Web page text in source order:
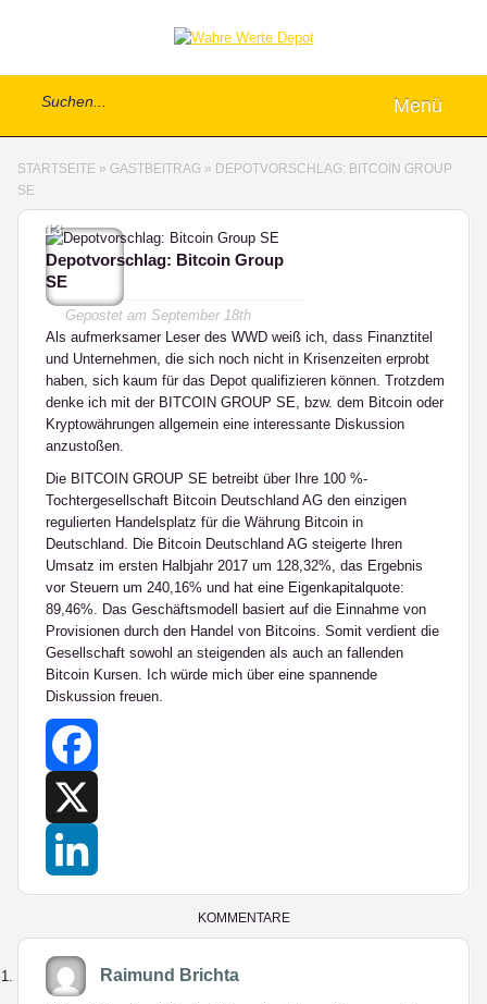
Menü
STARTSEITE » GASTBEITRAG » DEPOTVORSCHLAG: BITCOIN GROUP
SE
13
Depotvorschlag: Bitcoin Group
SE
Gepostet am September 18th
Als aufmerksamer Leser des WWD weiß ich, dass Finanztitel
und Unternehmen, die sich noch nicht in Krisenzeiten erprobt
haben, sich kaum für das Depot qualifizieren können. Trotzdem
denke ich mit der BITCOIN GROUP SE, bzw. dem Bitcoin oder
Kryptowährungen allgemein eine interessante Diskussion
anzustoßen.
Die BITCOIN GROUP SE betreibt über Ihre 100 %-
Tochtergesellschaft Bitcoin Deutschland AG den einzigen
regulierten Handelsplatz für die Währung Bitcoin in
Deutschland. Die Bitcoin Deutschland AG steigerte Ihren
Umsatz im ersten Halbjahr 2017 um 128,32%, das Ergebnis
vor Steuern um 240,16% und hat eine Eigenkapitalquote:
89,46%. Das Geschäftsmodell basiert auf die Einnahme von
Provisionen durch den Handel von Bitcoins. Somit verdient die
Gesellschaft sowohl an steigenden als auch an fallenden
Bitcoin Kursen. Ich würde mich über eine spannende
Diskussion freuen.
Facebook
KOMMENTARE
Raimund Brichta